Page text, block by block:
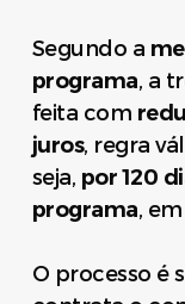
Segundo a
programa, a
feita com
juros, regra
seja, por 120
programa,
O processo é